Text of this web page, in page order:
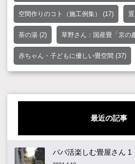
空間作りのコト（施工例集） (17)
茶の湯 (2) 草野さん：国産畳「京の
赤ちゃん・子どもに優しい畳空間 (37)
最近の記事
パパ活楽しむ畳屋さん 1